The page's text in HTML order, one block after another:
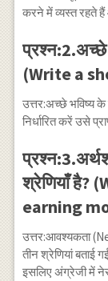
करने में व्यस्त रहते हैं
प्रश्न:2.अच्छे
(Write a
उत्तर:अच्छे भविष्य
निर्धारित करें उसे
श्रेणियाँ है?
earning
उत्तर:आवश्यकता
तीन श्रेणियां बताई
इसलिए अंग्रेजी में